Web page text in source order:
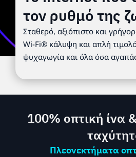
τον ρυθμό της
Σταθερό, αξιόπιστο και
Wi-Fi® κάλυψη και απλή
ψυχαγωγία και όλα όσα
100% οπτική ίνα
Πλεονεκτήματα